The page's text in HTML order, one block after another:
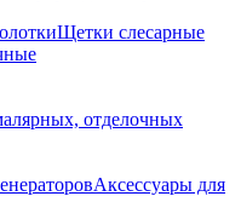
Щетки слесарные
отделочных
Аксессуары для